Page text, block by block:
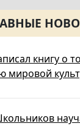
книгу о
мировой